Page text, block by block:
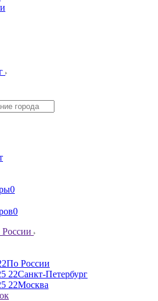
0
0
По России
22Санкт-Петербург
22Москва